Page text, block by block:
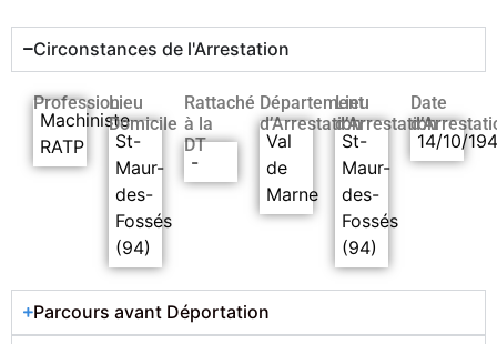
Circonstances de l'Arrestation
Profession
Machiniste
RATP
Lieu
Domicile
St-
Maur-
des-
Fossés
(94)
Rattaché
à la
DT
-
Département
d’Arrestation
Val
de
Marne
Lieu
d’Arrestation
St-
Maur-
des-
Fossés
(94)
Date
14/10/
Parcours avant Déportation